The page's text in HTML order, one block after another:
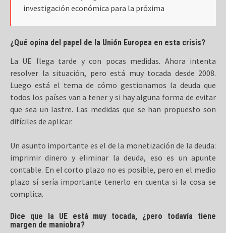
investigación económica para la próxima
¿Qué opina del papel de la Unión Europea en esta crisis?
La UE llega tarde y con pocas medidas. Ahora intenta
resolver la situación, pero está muy tocada desde 2008.
Luego está el tema de cómo gestionamos la deuda que
todos los países van a tener y si hay alguna forma de evitar
que sea un lastre. Las medidas que se han propuesto son
difíciles de aplicar.
Un asunto importante es el de la monetización de la deuda:
imprimir dinero y eliminar la deuda, eso es un apunte
contable. En el corto plazo no es posible, pero en el medio
plazo sí sería importante tenerlo en cuenta si la cosa se
complica.
Dice que la UE está muy tocada, ¿pero todavía tiene
margen de maniobra?